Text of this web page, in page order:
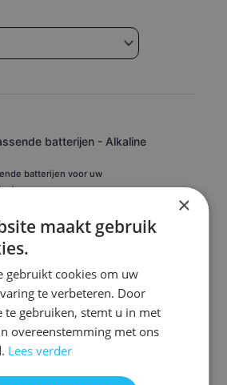
batterijen - Alkaline
batterijen voor uw
batterijen - Alkaline
batterijen voor uw
aan winkelwagen
×
maakt gebruik
gebruikt cookies om uw
te verbeteren. Door
te gebruiken, stemt u in met
overeenstemming met ons
Lees verder